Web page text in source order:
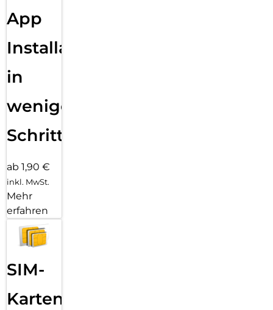
App
Installation
in
wenigen
Schritten
ab 1,90 €
inkl. MwSt.
Mehr
erfahren
SIM-
Karten